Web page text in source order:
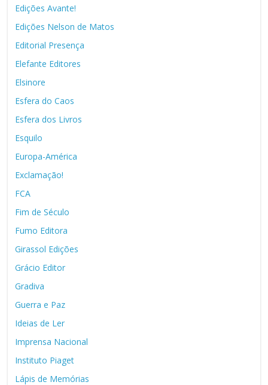
Edições Avante!
Edições Nelson de Matos
Editorial Presença
Elefante Editores
Elsinore
Esfera do Caos
Esfera dos Livros
Esquilo
Europa-América
Exclamação!
FCA
Fim de Século
Fumo Editora
Girassol Edições
Grácio Editor
Gradiva
Guerra e Paz
Ideias de Ler
Imprensa Nacional
Instituto Piaget
Lápis de Memórias